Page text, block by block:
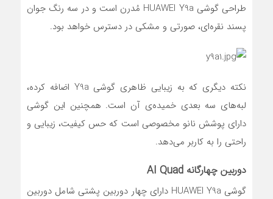
طراحی گوشی HUAWEI Y9a مُدرن است و در سه رنگ جوان
پسند نقره‌ای، صورتی و مشکی در دسترس خواهد بود.
نکته دیگری که به زیبایی ظاهری گوشی Y9a اضافه کرده،
لبه‌های سه بعدی خمیده‌ی آن است. همچنین این گوشی
دارای پوشش نانو مخصوصی است که حس کیفیت، زیبایی و
راحتی را به کاربر می‌دهد.
دوربین چهارگانه AI Quad
گوشی HUAWEI Y9a دارای چهار دوربین پشتی شامل دوربین